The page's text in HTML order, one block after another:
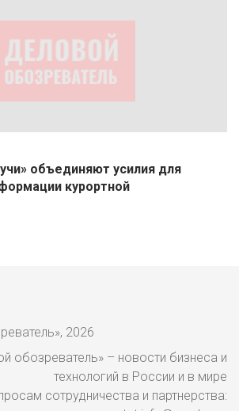
объединяют усилия для
курортной
2026
обозреватель» – новости бизнеса и
технологий в России и в мире
сотрудничества и партнерства: